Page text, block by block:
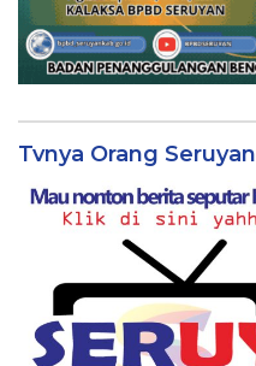
Tvnya Orang Seruyan